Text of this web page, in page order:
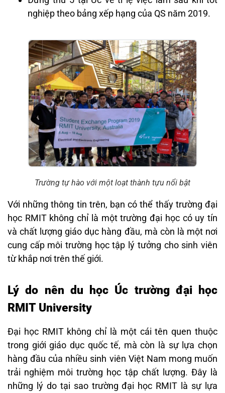
nghiệp theo bảng xếp hạng của QS năm 2019.
Trường tự hào với một loạt thành tựu nổi bật
Với những thông tin trên, bạn có thể thấy trường đại
học RMIT không chỉ là một trường đại học có uy tín
và chất lượng giáo dục hàng đầu, mà còn là một nơi
cung cấp môi trường học tập lý tưởng cho sinh viên
từ khắp nơi trên thế giới.
Lý do nên du học Úc trường đại học
RMIT University
Đại học RMIT không chỉ là một cái tên quen thuộc
trong giới giáo dục quốc tế, mà còn là sự lựa chọn
hàng đầu của nhiều sinh viên Việt Nam mong muốn
trải nghiệm môi trường học tập chất lượng. Đây là
những lý do tại sao trường đại học RMIT là sự lựa